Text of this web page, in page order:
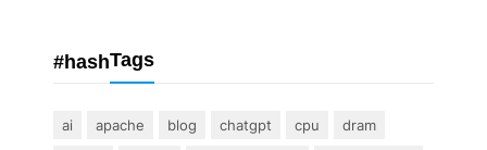
#hashTags
ai apache blog chatgpt cpu
dram